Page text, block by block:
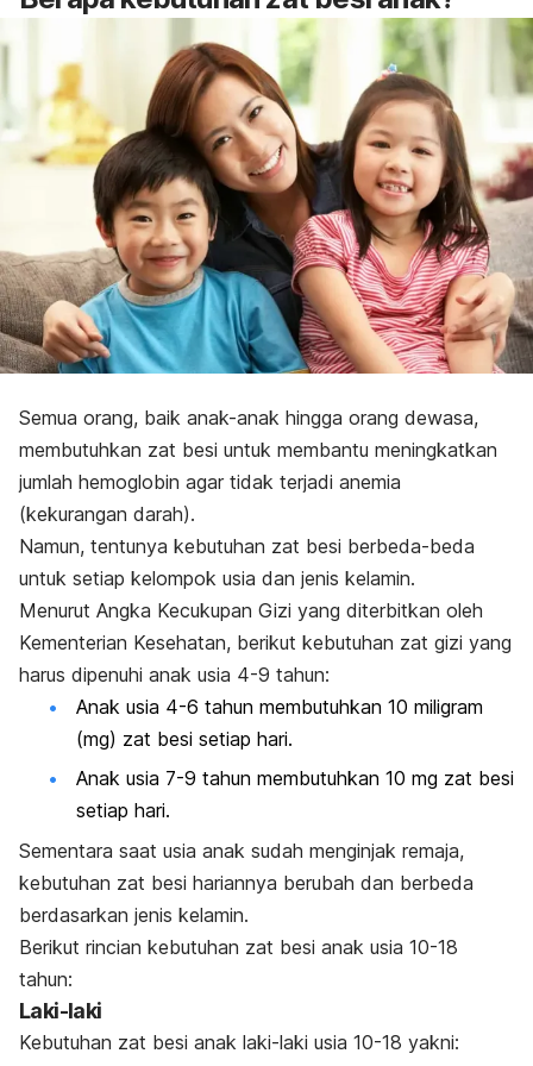
Semua orang, baik anak-anak hingga orang dewasa,
membutuhkan zat besi untuk membantu meningkatkan
jumlah hemoglobin agar tidak terjadi anemia
(kekurangan darah).
Namun, tentunya kebutuhan zat besi berbeda-beda
untuk setiap kelompok usia dan jenis kelamin.
Menurut Angka Kecukupan Gizi yang diterbitkan oleh
Kementerian Kesehatan, berikut kebutuhan zat gizi yang
harus dipenuhi anak usia 4-9 tahun:
Anak usia 4-6 tahun membutuhkan 10 miligram
(mg) zat besi setiap hari.
Anak usia 7-9 tahun membutuhkan 10 mg zat besi
setiap hari.
Sementara saat usia anak sudah menginjak remaja,
kebutuhan zat besi hariannya berubah dan berbeda
berdasarkan jenis kelamin.
Berikut rincian kebutuhan zat besi anak usia 10-18
tahun:
Laki-laki
Kebutuhan zat besi anak laki-laki usia 10-18 yakni: